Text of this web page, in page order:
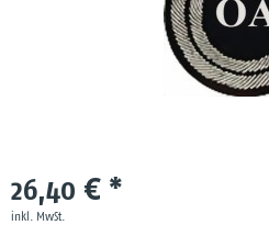
26,40 € *
inkl. MwSt.